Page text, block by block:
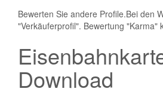
Bewerten Sie andere Profile.Bei den
"Verkäuferprofil". Bewertung "Karma"
Download